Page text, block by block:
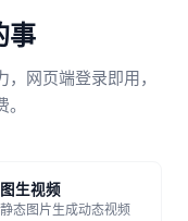
事
网页端登录即用，
图生视频
静态图片生成动态视频